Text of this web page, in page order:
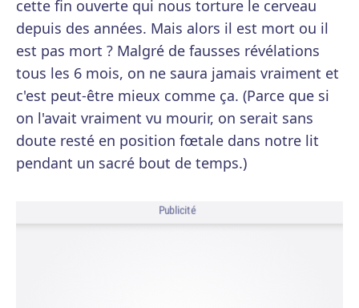
cette fin ouverte qui nous torture le cerveau
depuis des années. Mais alors il est mort ou il
est pas mort ? Malgré de fausses révélations
tous les 6 mois, on ne saura jamais vraiment et
c'est peut-être mieux comme ça. (Parce que si
on l'avait vraiment vu mourir, on serait sans
doute resté en position fœtale dans notre lit
pendant un sacré bout de temps.)
Publicité